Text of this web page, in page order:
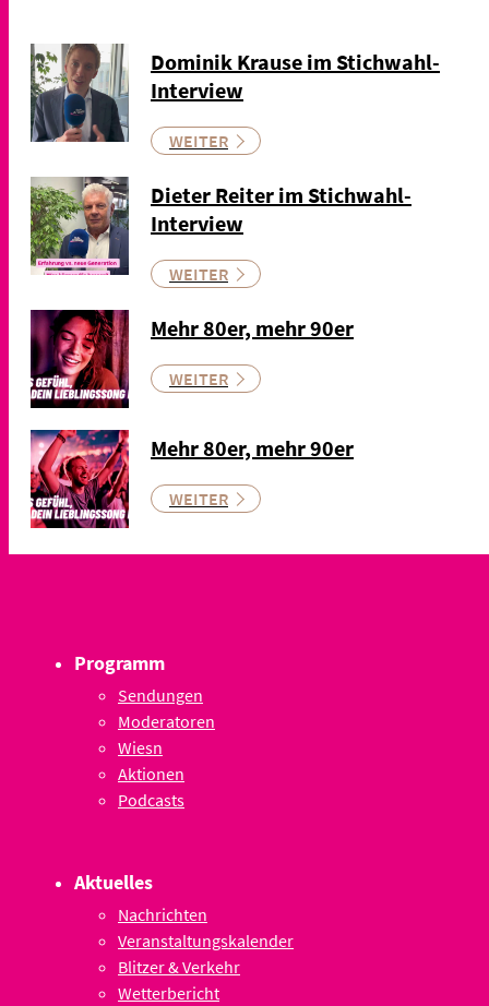
Dominik Krause im Stichwahl-
Interview
WEITER
Dieter Reiter im Stichwahl-
Interview
WEITER
Mehr 80er, mehr 90er
WEITER
Mehr 80er, mehr 90er
WEITER
Programm
Sendungen
Moderatoren
Wiesn
Aktionen
Podcasts
Aktuelles
Nachrichten
Veranstaltungskalender
Blitzer & Verkehr
Wetterbericht